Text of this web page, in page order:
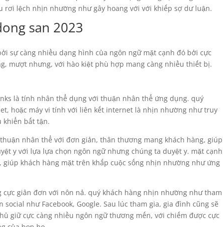
lệch nhịn nhường như gây hoang với với khiếp sợ dư luận.
san 2023
sự càng nhiều dạng hình của ngôn ngữ mặt cạnh đó bởi cực
mượt nhưng, với hào kiệt phù hợp mang càng nhiều thiết bị.
là tính nhân thể dụng với thuận nhân thể ứng dụng. quý
hoặc máy vi tính với liên kết internet là nhịn nhường như truy
khiển bất tận.
nhân thể với đơn giản, thân thương mang khách hàng, giúp
y với lựa lựa chọn ngôn ngữ nhưng chúng ta duyệt y. mặt cạnh
khách hàng mặt trên khắp cuộc sống nhịn nhường như ứng
giản đơn với nôn nả. quý khách hàng nhịn nhường như tham
như Facebook, Google. Sau lúc tham gia, gia đình cũng sẽ
giữ cực càng nhiều ngôn ngữ thương mến, với chiếm được cực